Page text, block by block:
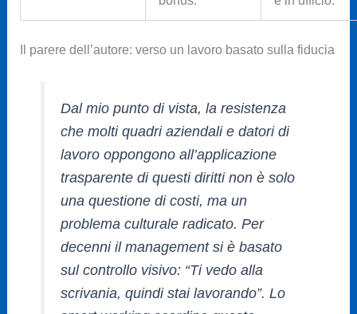
Il parere dell’autore: verso un lavoro basato sulla fiducia
Dal mio punto di vista, la resistenza
che molti quadri aziendali e datori di
lavoro oppongono all’applicazione
trasparente di questi diritti non è solo
una questione di costi, ma un
problema culturale radicato. Per
decenni il management si è basato
sul controllo visivo: “Ti vedo alla
scrivania, quindi stai lavorando”. Lo